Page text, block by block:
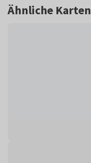
Ähnliche Karten